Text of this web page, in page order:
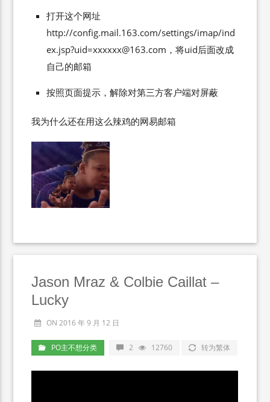
打开这个网址
http://config.mail.163.com/settings/imap/ind
ex.jsp?uid=xxxxxx@163.com ，将uid后面改成
自己的邮箱
按照页面提示，解除对第三方客户端对屏蔽
我为什么还在用这么辣鸡的网易邮箱
Jason Mraz & Colbie Caillat –
Lucky
ON 2016 年 9 月 12 日
PO主不想分类 2 12760 转为繁体